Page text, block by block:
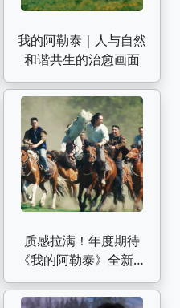
我的阿勒泰｜人与自然
和谐共生的治愈画面
质感拉满！年度期待
《我的阿勒泰》全新预
告，马伊琍+周依然+于
适+蒋奇明